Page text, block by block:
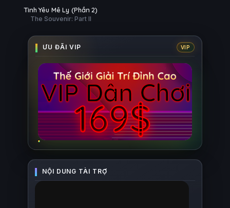
Tình Yêu Mê Ly (Phần 2)
The Souvenir: Part II